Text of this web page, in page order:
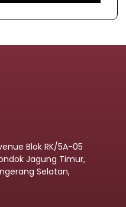
Blok RK/5A-05
Jagung Timur,
Selatan,